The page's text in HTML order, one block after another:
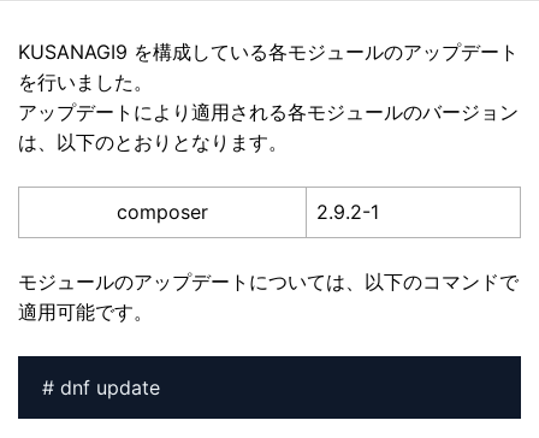
KUSANAGI9 を構成している各モジュールのアップデート
を行いました。
アップデートにより適用される各モジュールのバージョン
は、以下のとおりとなります。
composer 2.9.2-1
モジュールのアップデートについては、以下のコマンドで
適用可能です。
# dnf update